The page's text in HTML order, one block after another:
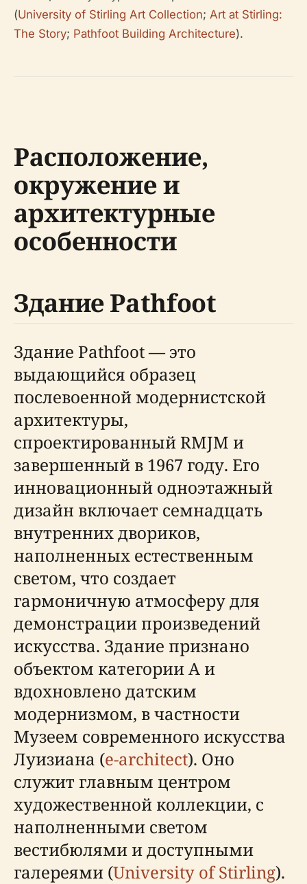
(University of Stirling Art Collection; Art at Stirling:
The Story; Pathfoot Building Architecture).
Расположение,
окружение и
архитектурные
особенности
Здание Pathfoot
Здание Pathfoot — это
выдающийся образец
послевоенной модернистской
архитектуры,
спроектированный RMJM и
завершенный в 1967 году. Его
инновационный одноэтажный
дизайн включает семнадцать
внутренних двориков,
наполненных естественным
светом, что создает
гармоничную атмосферу для
демонстрации произведений
искусства. Здание признано
объектом категории А и
вдохновлено датским
модернизмом, в частности
Музеем современного искусства
Луизиана (e-architect). Оно
служит главным центром
художественной коллекции, с
наполненными светом
вестибюлями и доступными
галереями (University of Stirling).